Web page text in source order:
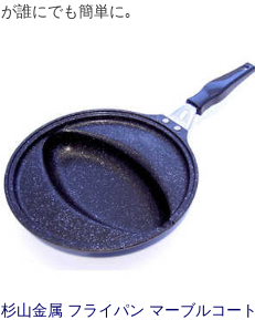
が誰にでも簡単に｡
杉山金属 フライパン マーブルコート